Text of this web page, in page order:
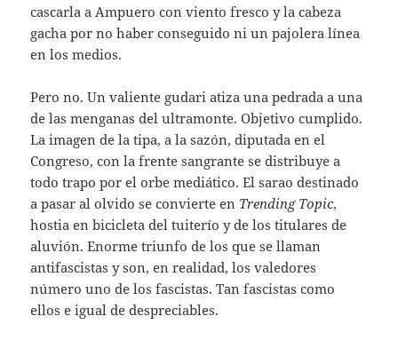
cascarla a Ampuero con viento fresco y la cabeza
gacha por no haber conseguido ni un pajolera línea
en los medios.
Pero no. Un valiente gudari atiza una pedrada a una
de las menganas del ultramonte. Objetivo cumplido.
La imagen de la tipa, a la sazón, diputada en el
Congreso, con la frente sangrante se distribuye a
todo trapo por el orbe mediático. El sarao destinado
a pasar al olvido se convierte en Trending Topic,
hostia en bicicleta del tuiterío y de los titulares de
aluvión. Enorme triunfo de los que se llaman
antifascistas y son, en realidad, los valedores
número uno de los fascistas. Tan fascistas como
ellos e igual de despreciables.